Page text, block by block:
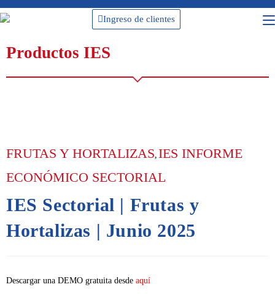
Ingreso de clientes
Productos IES
FRUTAS Y HORTALIZAS, IES INFORME
ECONÓMICO SECTORIAL
IES Sectorial | Frutas y
Hortalizas | Junio 2025
Descargar una DEMO gratuita desde aquí